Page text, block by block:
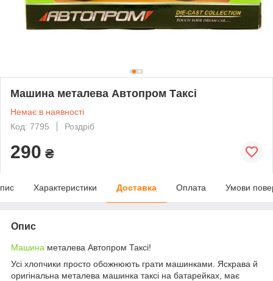
Машина металева Автопром Таксі
Немає в наявності
Код: 7795
Роздріб
290 ₴
Характеристики Доставка Оплата Умови
Опис
Машина металева Автопром Таксі!
Усі хлопчики просто обожнюють грати машинками. Яскрава й
оригінальна металева машинка таксі на батарейках, має